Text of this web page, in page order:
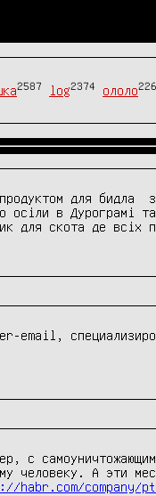
2587 log2374 ололо
для бидла
в Дурограмі
скота де всіх
email,
с
человеку. А эти
habr.com/company/